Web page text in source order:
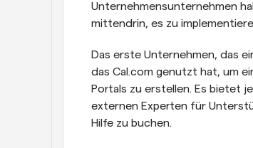
Unternehmensunternehmen
mittendrin, es zu
Das erste Unternehmen, das
das Cal.com genutzt hat, um
Portals zu erstellen. Es bietet
externen Experten für
Hilfe zu buchen.